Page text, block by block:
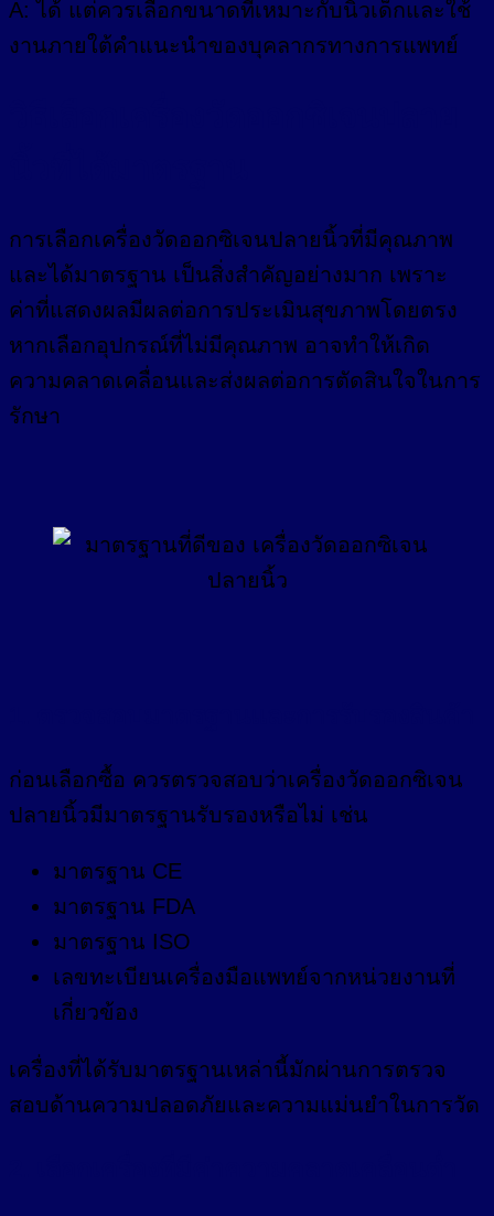
A: ได้ แต่ควรเลือกขนาดที่เหมาะกับนิ้วเด็กและใช้
งานภายใต้คำแนะนำของบุคลากรทางการแพทย์
การเลือกเครื่องวัดออกซิเจนปลายนิ้วที่มีคุณภาพ
และได้มาตรฐาน เป็นสิ่งสำคัญอย่างมาก เพราะ
ค่าที่แสดงผลมีผลต่อการประเมินสุขภาพโดยตรง
หากเลือกอุปกรณ์ที่ไม่มีคุณภาพ อาจทำให้เกิด
ความคลาดเคลื่อนและส่งผลต่อการตัดสินใจในการ
รักษา
ก่อนเลือกซื้อ ควรตรวจสอบว่าเครื่องวัดออกซิเจน
ปลายนิ้วมีมาตรฐานรับรองหรือไม่ เช่น
มาตรฐาน CE
มาตรฐาน FDA
มาตรฐาน ISO
เลขทะเบียนเครื่องมือแพทย์จากหน่วยงานที่
เกี่ยวข้อง
เครื่องที่ได้รับมาตรฐานเหล่านี้มักผ่านการตรวจ
สอบด้านความปลอดภัยและความแม่นยำในการวัด